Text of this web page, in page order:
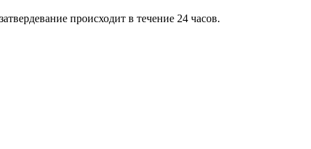
происходит в течение 24 часов.